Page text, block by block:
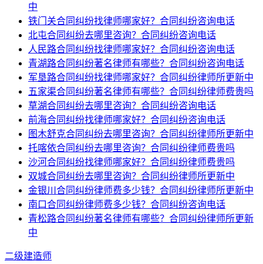
中
铁门关合同纠纷找律师哪家好？合同纠纷咨询电话
北屯合同纠纷去哪里咨询？合同纠纷咨询电话
人民路合同纠纷找律师哪家好？合同纠纷咨询电话
青湖路合同纠纷著名律师有哪些？合同纠纷咨询电话
军垦路合同纠纷找律师哪家好？合同纠纷律师所更新中
五家渠合同纠纷著名律师有哪些？合同纠纷律师费贵吗
草湖合同纠纷去哪里咨询？合同纠纷咨询电话
前海合同纠纷找律师哪家好？合同纠纷咨询电话
图木舒克合同纠纷去哪里咨询？合同纠纷律师所更新中
托喀依合同纠纷去哪里咨询？合同纠纷律师费贵吗
沙河合同纠纷找律师哪家好？合同纠纷律师费贵吗
双城合同纠纷去哪里咨询？合同纠纷律师所更新中
金银川合同纠纷律师费多少钱？合同纠纷律师所更新中
南口合同纠纷律师费多少钱？合同纠纷咨询电话
青松路合同纠纷著名律师有哪些？合同纠纷律师所更新
中
二级建造师